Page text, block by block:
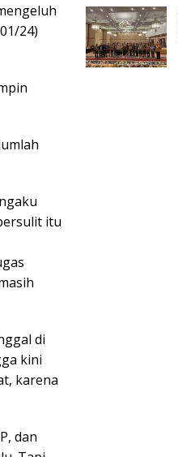
24)
itu
di
kini
karena
dan